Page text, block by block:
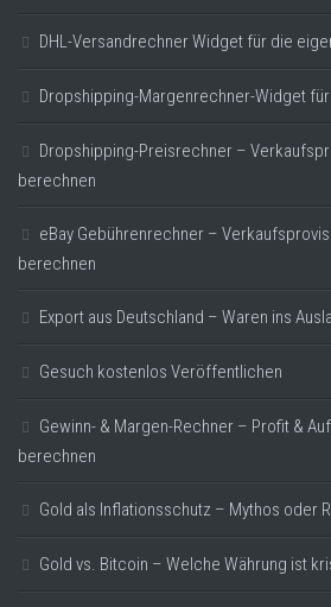
DHL-Versandrechner Widget für die
Dropshipping-Margenrechner-Widget
Dropshipping-Preisrechner –
berechnen
eBay Gebührenrechner –
berechnen
Export aus Deutschland – Waren ins
Gesuch kostenlos Veröffentlichen
Gewinn- & Margen-Rechner – Profit &
berechnen
Gold als Inflationsschutz – Mythos oder
Gold vs. Bitcoin – Welche Währung ist